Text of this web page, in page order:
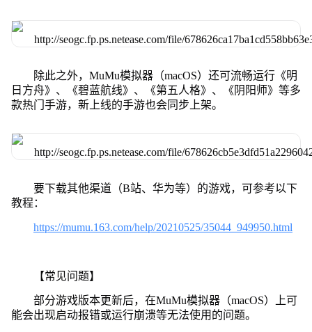
除此之外，MuMu模拟器（macOS）还可流畅运行《明
日方舟》、《碧蓝航线》、《第五人格》、《阴阳师》等多
款热门手游，新上线的手游也会同步上架。
要下载其他渠道（B站、华为等）的游戏，可参考以下
教程：
https://mumu.163.com/help/20210525/35044_949950.html
【常见问题】
部分游戏版本更新后，在MuMu模拟器（macOS）上可
能会出现启动报错或运行崩溃等无法使用的问题。